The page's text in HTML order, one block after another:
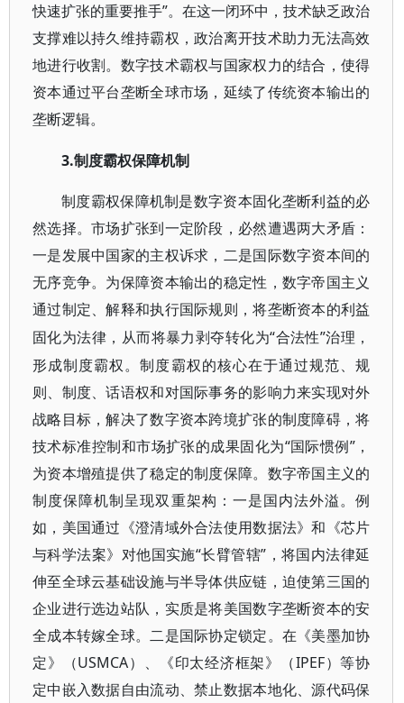
快速扩张的重要推手”。在这一闭环中，技术缺乏政治
支撑难以持久维持霸权，政治离开技术助力无法高效
地进行收割。数字技术霸权与国家权力的结合，使得
资本通过平台垄断全球市场，延续了传统资本输出的
垄断逻辑。
3.制度霸权保障机制
制度霸权保障机制是数字资本固化垄断利益的必
然选择。市场扩张到一定阶段，必然遭遇两大矛盾：
一是发展中国家的主权诉求，二是国际数字资本间的
无序竞争。为保障资本输出的稳定性，数字帝国主义
通过制定、解释和执行国际规则，将垄断资本的利益
固化为法律，从而将暴力剥夺转化为“合法性”治理，
形成制度霸权。制度霸权的核心在于通过规范、规
则、制度、话语权和对国际事务的影响力来实现对外
战略目标，解决了数字资本跨境扩张的制度障碍，将
技术标准控制和市场扩张的成果固化为“国际惯例”，
为资本增殖提供了稳定的制度保障。数字帝国主义的
制度保障机制呈现双重架构：一是国内法外溢。例
如，美国通过《澄清域外合法使用数据法》和《芯片
与科学法案》对他国实施“长臂管辖”，将国内法律延
伸至全球云基础设施与半导体供应链，迫使第三国的
企业进行选边站队，实质是将美国数字垄断资本的安
全成本转嫁全球。二是国际协定锁定。在《美墨加协
定》（USMCA）、《印太经济框架》（IPEF）等协
定中嵌入数据自由流动、禁止数据本地化、源代码保